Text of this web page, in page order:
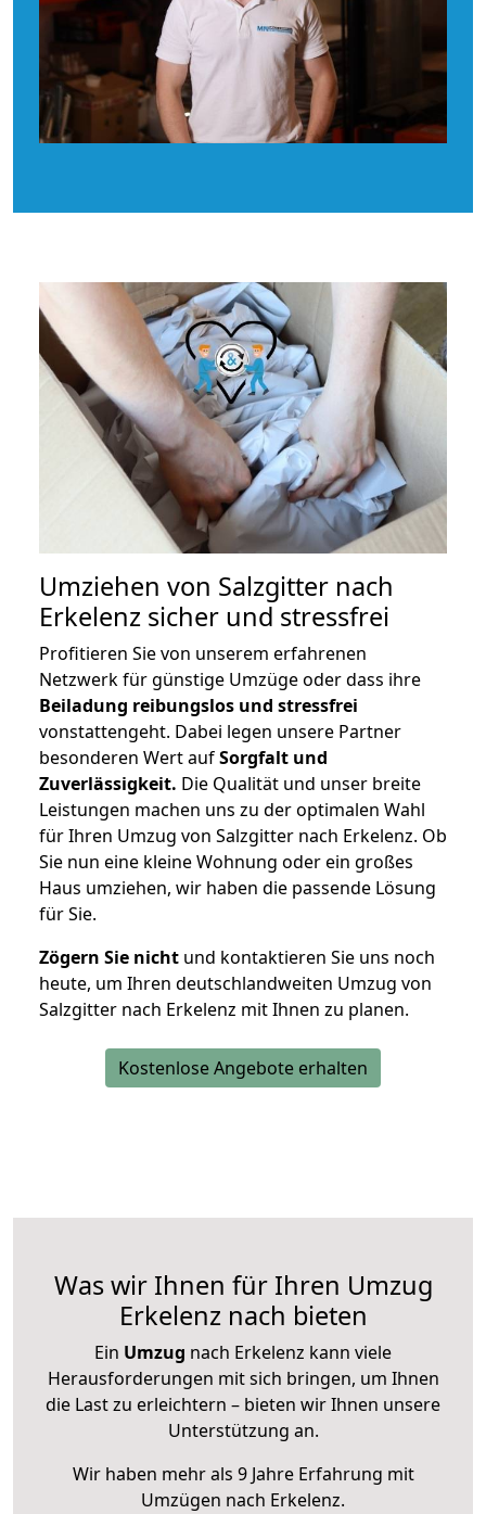
Umziehen von Salzgitter nach
Erkelenz sicher und stressfrei
Profitieren Sie von unserem erfahrenen
Netzwerk für günstige Umzüge oder dass ihre
Beiladung reibungslos und stressfrei
vonstattengeht. Dabei legen unsere Partner
besonderen Wert aufSorgfalt und
Zuverlässigkeit. Die Qualität und unser breite
Leistungen machen uns zu der optimalen Wahl
für Ihren Umzug von Salzgitter nach Erkelenz. Ob
Sie nun eine kleine Wohnung oder ein großes
Haus umziehen, wir haben die passende Lösung
für Sie.
Zögern Sie nicht und kontaktieren Sie uns noch
heute, um Ihren deutschlandweiten Umzug von
Salzgitter nach Erkelenz mit Ihnen zu planen.
Kostenlose Angebote erhalten
Was wir Ihnen für Ihren Umzug
Erkelenz nach bieten
Ein Umzug nach Erkelenz kann viele
Herausforderungen mit sich bringen, um Ihnen
die Last zu erleichtern – bieten wir Ihnen unsere
Unterstützung an.
Wir haben mehr als 9 Jahre Erfahrung mit
Umzügen nach Erkelenz.